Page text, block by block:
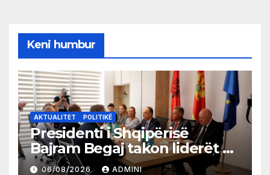
Keni humbur
AKTUALITET POLITIKË
Presidenti i Shqipërisë
Bajram Begaj takon liderët e
partive shqiptare në Ulqin
06/08/2026 ADMINI